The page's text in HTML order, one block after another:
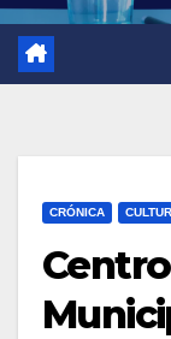
CRÓNICA